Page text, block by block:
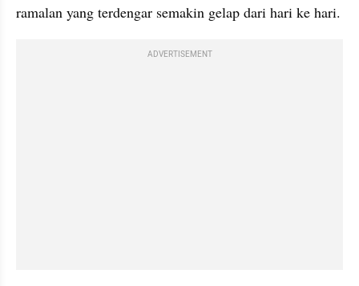
ramalan yang terdengar semakin gelap dari hari ke hari.
ADVERTISEMENT